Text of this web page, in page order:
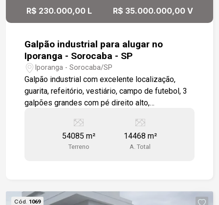
R$ 230.000,00 L R$ 35.000.000,00 V
Galpão industrial para alugar no
Iporanga - Sorocaba - SP
Iporanga - Sorocaba/SP
Galpão industrial com excelente localização,
guarita, refeitório, vestiário, campo de futebol, 3
galpões grandes com pé direito alto,
Gostaria de saber mais informações ou agendar
54085 m²
Terreno
14468 m²
A. Total
Cód. 1069